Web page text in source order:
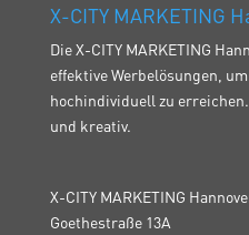
X-CITY MARKETING
Die X-CITY MARKETING
effektive Werbelösungen,
hochindividuell zu
und kreativ.
X-CITY MARKETING
Goethestraße 13A